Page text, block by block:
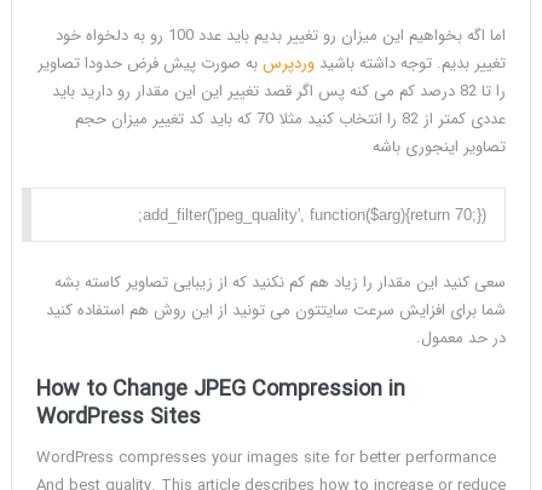
اما اگه بخواهیم این میزان رو تغییر بدیم باید عدد 100 رو به دلخواه خود
تغییر بدیم. توجه داشته باشید وردپرسبه صورت پیش فرض حدودا تصاویر
را تا 82 درصد کم می کنه پس اگر قصد تغییر این این مقدار رو دارید باید
عددی کمتر از 82 را انتخاب کنید مثلا 70 که باید کد تغییر میزان حجم
تصاویر اینجوری باشه
add_filter('jpeg_quality', function($arg){return 70;});
سعی کنید این مقدار را زیاد هم کم نکنید که از زیبایی تصاویر کاسته بشه
شما برای افزایش سرعت سایتتون می تونید از این روش هم استفاده کنید
در حد معمول.
How to Change JPEG Compression in
WordPressSites
WordPress compresses your images site for better performance